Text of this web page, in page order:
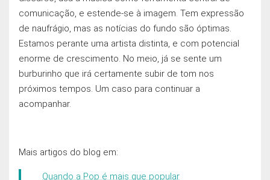
comunicação, e estende-se à imagem. Tem expressão
de naufrágio, mas as notícias do fundo são óptimas.
Estamos perante uma artista distinta, e com potencial
enorme de crescimento. No meio, já se sente um
burburinho que irá certamente subir de tom nos
próximos tempos. Um caso para continuar a
acompanhar.
Mais artigos do blog em:
Quando a Pop é mais que popular